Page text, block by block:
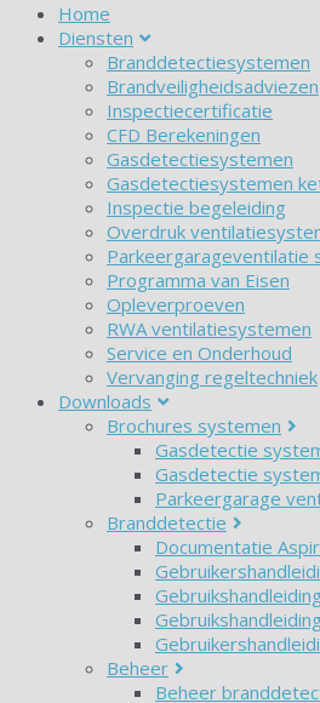
Home
Diensten
Branddetectiesystemen
Brandveiligheidsadviezen
Inspectiecertificatie
CFD Berekeningen
Gasdetectiesystemen
Gasdetectiesystemen
Inspectie begeleiding
Overdruk
Parkeergarageventilatie
Programma van Eisen
Opleverproeven
RWA ventilatiesystemen
Service en Onderhoud
Vervanging regeltechniek
Downloads
Brochures systemen
Gasdetectie
Gasdetectie
Parkeergarage
Branddetectie
Documentatie
Beheer
Beheer